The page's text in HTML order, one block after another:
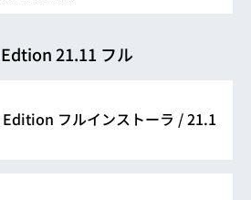
21.11 フル
フルインストーラ / 21.1